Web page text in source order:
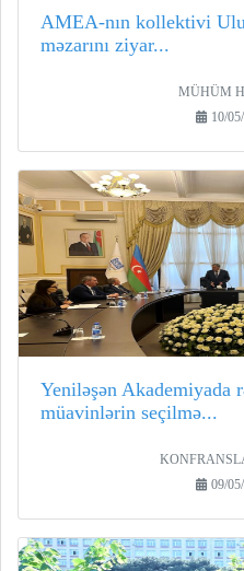
AMEA-nın kollektivi
məzarını ziyar...
MÜHÜM
10/
Yeniləşən Akademiyada
müavinlərin seçilmə...
09/